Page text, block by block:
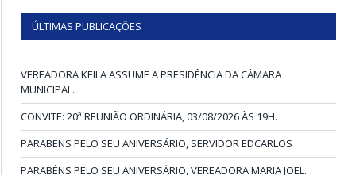
ÚLTIMAS PUBLICAÇÕES
VEREADORA KEILA ASSUME A PRESIDÊNCIA DA CÂMARA
MUNICIPAL.
CONVITE: 20ª REUNIÃO ORDINÁRIA, 03/08/2026 ÀS 19H.
PARABÉNS PELO SEU ANIVERSÁRIO, SERVIDOR EDCARLOS
PARABÉNS PELO SEU ANIVERSÁRIO, VEREADORA MARIA JOEL.